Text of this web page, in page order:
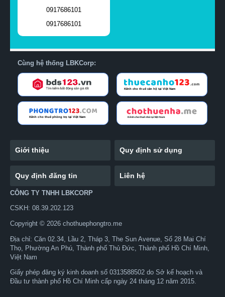
0917686101
0917686101
Cùng hệ thống LBKCorp:
Giới thiệu Quy định sử dụng
Quy định đăng tin Liên hệ
CÔNG TY TNHH LBKCORP
CSKH: 08.39.202.123
Copyright © 2026 chothuephongtro.me
Địa chỉ: Căn 02.34, Lầu 2, Tháp 3, The Sun Avenue, Số 28 Mai Chí
Thọ, Phường An Phú, Thành phố Thủ Đức, Thành phố Hồ Chí Minh,
Việt Nam
Giấy phép đăng ký kinh doanh số 0313588502 do Sở kế hoạch và
Đầu tư thành phố Hồ Chí Minh cấp ngày 24 tháng 12 năm 2015.